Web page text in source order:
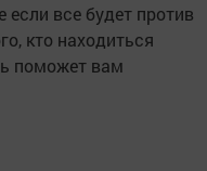
если все будет против
кто находиться
поможет вам